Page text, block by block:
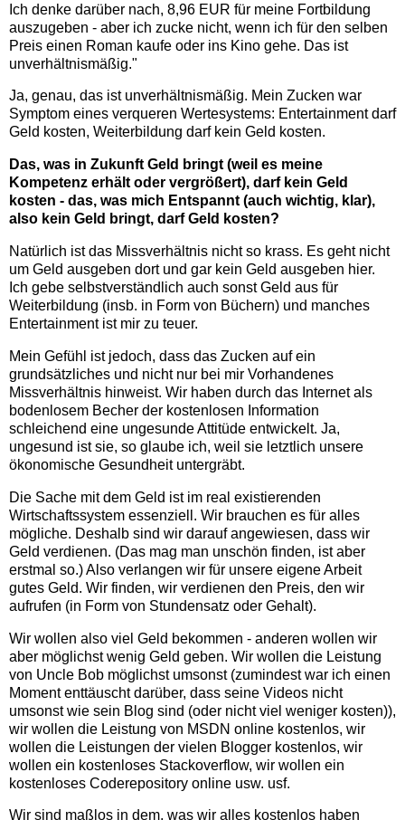
Ich denke darüber nach, 8,96 EUR für meine Fortbildung
auszugeben - aber ich zucke nicht, wenn ich für den selben
Preis einen Roman kaufe oder ins Kino gehe. Das ist
unverhältnismäßig."
Ja, genau, das ist unverhältnismäßig. Mein Zucken war
Symptom eines verqueren Wertesystems: Entertainment darf
Geld kosten, Weiterbildung darf kein Geld kosten.
Das, was in Zukunft Geld bringt (weil es meine
Kompetenz erhält oder vergrößert), darf kein Geld
kosten - das, was mich Entspannt (auch wichtig, klar),
also kein Geld bringt, darf Geld kosten?
Natürlich ist das Missverhältnis nicht so krass. Es geht nicht
um Geld ausgeben dort und gar kein Geld ausgeben hier.
Ich gebe selbstverständlich auch sonst Geld aus für
Weiterbildung (insb. in Form von Büchern) und manches
Entertainment ist mir zu teuer.
Mein Gefühl ist jedoch, dass das Zucken auf ein
grundsätzliches und nicht nur bei mir Vorhandenes
Missverhältnis hinweist. Wir haben durch das Internet als
bodenlosem Becher der kostenlosen Information
schleichend eine ungesunde Attitüde entwickelt. Ja,
ungesund ist sie, so glaube ich, weil sie letztlich unsere
ökonomische Gesundheit untergräbt.
Die Sache mit dem Geld ist im real existierenden
Wirtschaftssystem essenziell. Wir brauchen es für alles
mögliche. Deshalb sind wir darauf angewiesen, dass wir
Geld verdienen. (Das mag man unschön finden, ist aber
erstmal so.) Also verlangen wir für unsere eigene Arbeit
gutes Geld. Wir finden, wir verdienen den Preis, den wir
aufrufen (in Form von Stundensatz oder Gehalt).
Wir wollen also viel Geld bekommen - anderen wollen wir
aber möglichst wenig Geld geben. Wir wollen die Leistung
von Uncle Bob möglichst umsonst (zumindest war ich einen
Moment enttäuscht darüber, dass seine Videos nicht
umsonst wie sein Blog sind (oder nicht viel weniger kosten)),
wir wollen die Leistung von MSDN online kostenlos, wir
wollen die Leistungen der vielen Blogger kostenlos, wir
wollen ein kostenloses Stackoverflow, wir wollen ein
kostenloses Coderepository online usw. usf.
Wir sind maßlos in dem, was wir alles kostenlos haben